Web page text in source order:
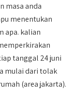
masa anda
menentukan
apa. kalian
tanggal 24 juni
mulai dari tolak
(area jakarta).